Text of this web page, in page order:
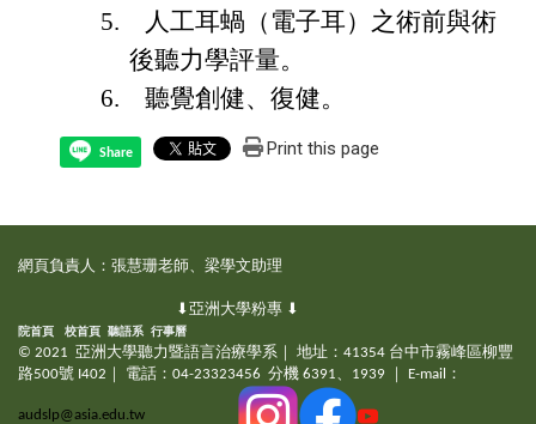
5.
人工耳蝸（電子耳）之術前與術
後聽力學評量。
6. 聽覺創健、復健。
Share Print this page
網頁負責人：張慧珊老師、梁學文助理
⬇亞洲大學粉專 ⬇
院首頁 校首頁 聽語系 行事曆
© 2021 亞洲大學聽力暨語言治療學系｜ 地址：41354 台中市霧峰區柳豐
路500號 I402｜ 電話：04-23323456 分機 6391、1939 ｜ E-mail：
audslp@asia.edu.tw